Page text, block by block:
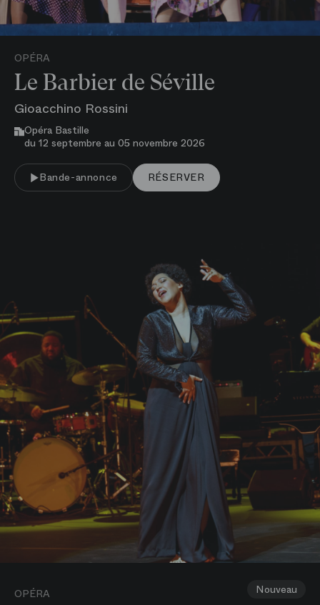
OPÉRA
Le Barbier de Séville
Gioacchino Rossini
Opéra Bastille
du 12 septembre au 05 novembre 2026
Bande-annonce RÉSERVER VOIR PLUS
OPÉRA Nouveau